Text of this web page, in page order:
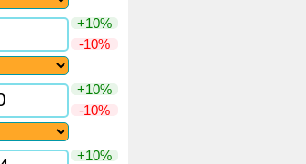
+10%
-10%
+10%
-10%
+10%